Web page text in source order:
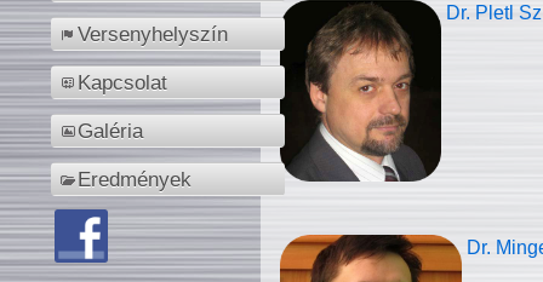
Versenyhelyszín
Kapcsolat
Galéria
Eredmények
Dr. Pletl
Dr.